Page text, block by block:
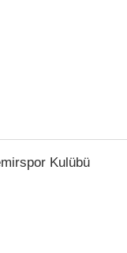
Kulübü